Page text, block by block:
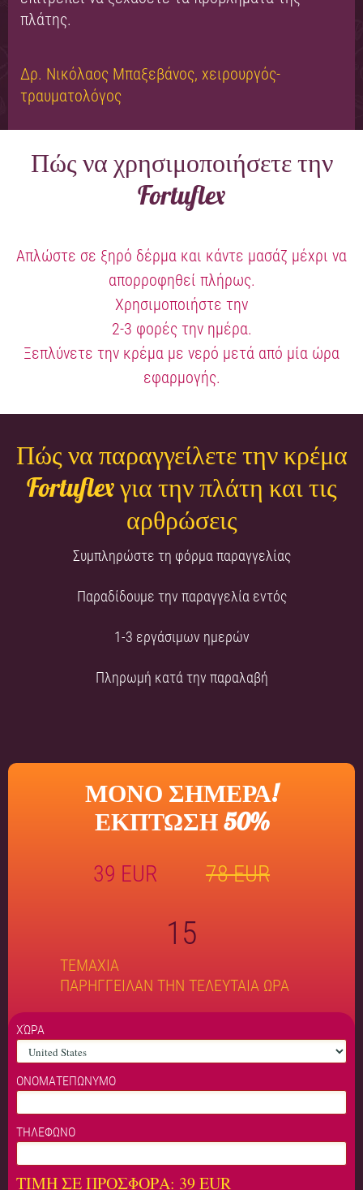
πλάτης.
Δρ. Νικόλαος Μπαξεβάνος, χειρουργός-
τραυματολόγος
Πώς να χρησιμοποιήσετε την
Fortuflex
Απλώστε σε ξηρό δέρμα και κάντε μασάζ μέχρι να
απορροφηθεί πλήρως.
Χρησιμοποιήστε την
2-3 φορές την ημέρα.
Ξεπλύνετε την κρέμα με νερό μετά από μία ώρα
εφαρμογής.
Πώς να παραγγείλετε την κρέμα
Fortuflex για την πλάτη και τις
αρθρώσεις
Συμπληρώστε τη φόρμα παραγγελίας
Παραδίδουμε την παραγγελία εντός
1-3 εργάσιμων ημερών
Πληρωμή κατά την παραλαβή
ΜΟΝΟ ΣΗΜΕΡΑ!
ΕΚΠΤΩΣΗ 50%
39 EUR 78EUR
15
ΤΕΜΑΧΙΑ
ΠΑΡΗΓΓΕΙΛΑΝ ΤΗΝ ΤΕΛΕΥΤΑΙΑ ΩΡΑ
ΧΏΡΑ
ΟΝΟΜΑΤΕΠΩΝΥΜΟ
ΤΗΛΕΦΩΝΟ
ΤΙΜΗ ΣΕ ΠΡΟΣΦΟΡΑ: 39 EUR